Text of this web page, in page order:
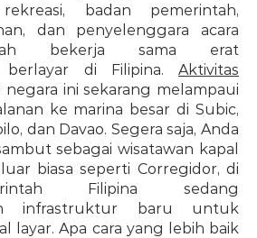
badan pemerintah,
dan penyelenggara acara
bekerja sama erat
berlayar di Filipina. Aktivitas
ini sekarang melampaui
ke marina besar di Subic,
dan Davao. Segera saja, Anda
sebagai wisatawan kapal
biasa seperti Corregidor, di
Filipina sedang
infrastruktur baru untuk
layar. Apa cara yang lebih baik